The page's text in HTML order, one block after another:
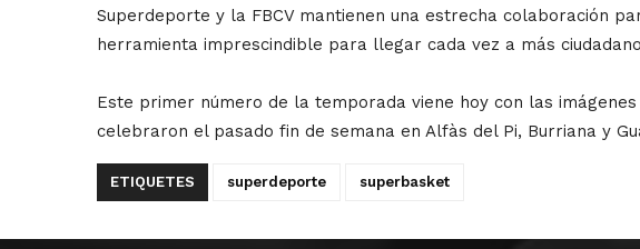
Superdeporte y la FBCV mantienen una estrecha colaboración
herramienta imprescindible para llegar cada vez a más
Este primer número de la temporada viene hoy con las
celebraron el pasado fin de semana en Alfàs del Pi, Burriana y
ETIQUETES superdeporte superbasket